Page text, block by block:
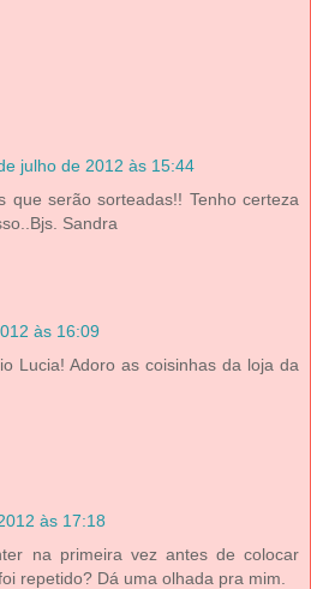
julho de 2012 às 15:44
que serão sorteadas!! Tenho certeza
Sandra
às 16:09
Lucia! Adoro as coisinhas da loja da
às 17:18
na primeira vez antes de colocar
repetido? Dá uma olhada pra mim.